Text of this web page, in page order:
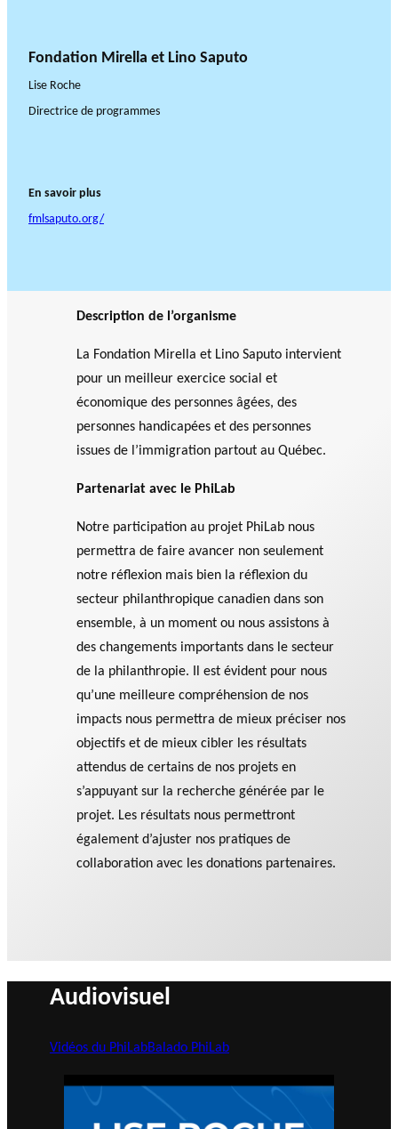
Fondation Mirella et Lino Saputo
Lise Roche
Directrice de programmes
En savoir plus
fmlsaputo.org/
Description de l’organisme
La Fondation Mirella et Lino Saputo intervient
pour un meilleur exercice social et
économique des personnes âgées, des
personnes handicapées et des personnes
issues de l’immigration partout au Québec.
Partenariat avec le PhiLab
Notre participation au projet PhiLab nous
permettra de faire avancer non seulement
notre réflexion mais bien la réflexion du
secteur philanthropique canadien dans son
ensemble, à un moment ou nous assistons à
des changements importants dans le secteur
de la philanthropie. Il est évident pour nous
qu’une meilleure compréhension de nos
impacts nous permettra de mieux préciser nos
objectifs et de mieux cibler les résultats
attendus de certains de nos projets en
s’appuyant sur la recherche générée par le
projet. Les résultats nous permettront
également d’ajuster nos pratiques de
collaboration avec les donations partenaires.
Audiovisuel
Vidéos du PhiLabBalado PhiLab